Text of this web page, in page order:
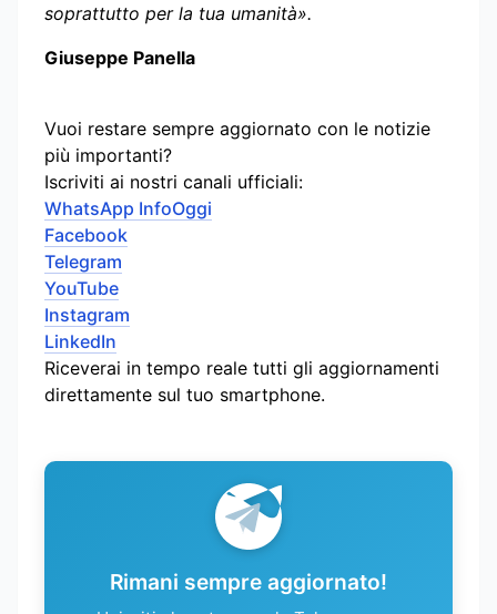
soprattutto per la tua umanità».
Giuseppe Panella
Vuoi restare sempre aggiornato con le notizie
più importanti?
Iscriviti ai nostri canali ufficiali:
WhatsApp InfoOggi
Facebook
Telegram
YouTube
Instagram
LinkedIn
Riceverai in tempo reale tutti gli aggiornamenti
direttamente sul tuo smartphone.
Rimani sempre aggiornato!